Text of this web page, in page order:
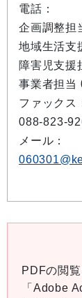
電話：
企画調整担
地域生活支
障害児支援
事業者担当
ファックス
088-823-
メール：
PDFの閲
「Adobe